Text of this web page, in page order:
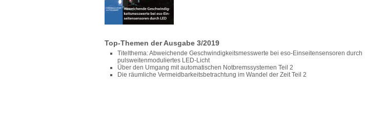
Top-Themen der Ausgabe 3/2019
Titelthema: Abweichende Geschwindigkeitsmesswerte bei eso-Einseitensensoren durch
pulsweitenmoduliertes LED-Licht
Über den Umgang mit automatischen Notbremssystemen Teil 2
Die räumliche Vermeidbarkeitsbetrachtung im Wandel der Zeit Teil 2